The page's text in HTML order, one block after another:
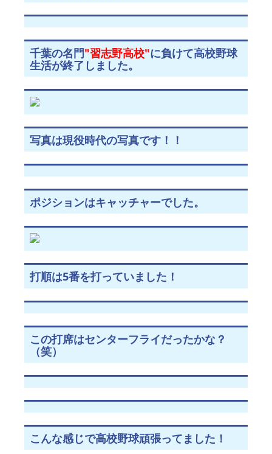
千葉の名門"習志野高校"に負けて高校野球
生活が終了しました。
写真は現役時代の写真です！！
ポジションはキャッチャーでした。
打順は5番を打っていました！
この打席はセンターフライだったかな？
（笑）
こんな感じで高校野球頑張ってました！